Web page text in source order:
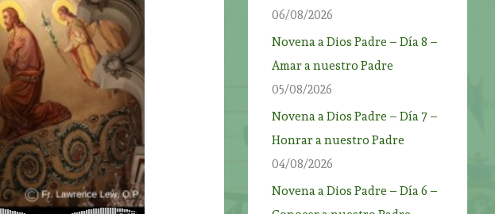
06/08/2026
Novena a Dios Padre – Día 8 –
Amar a nuestro Padre
05/08/2026
Novena a Dios Padre – Día 7 –
Honrar a nuestro Padre
04/08/2026
Novena a Dios Padre – Día 6 –